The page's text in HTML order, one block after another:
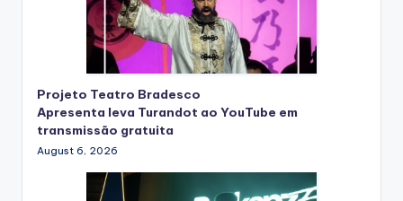
Projeto Teatro Bradesco
Apresenta leva Turandot ao YouTube em
transmissão gratuita
August 6, 2026